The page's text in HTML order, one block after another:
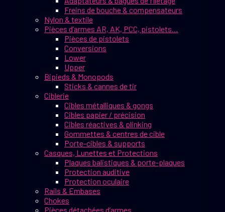
Freins de bouche & compensateurs
Nylon & textile
Pièces d’armes AR, AK, PCC, pistolets…
Pièces de pistolets
Conversions
Lower
Upper
Bipieds & Monopods
Sticks & cannes de tir
Ciblerie
Cibles métalliques & gongs
Cibles papier / précision
Cibles réactives & plinking
Gommettes & centres de cible
Porte-cibles & supports
Casques, Lunettes et Protections
Plaques balistiques & porte-plaques
Protection auditive
Protection oculaire
Rails & Embases
Chokes
Pièces détachées d’armes